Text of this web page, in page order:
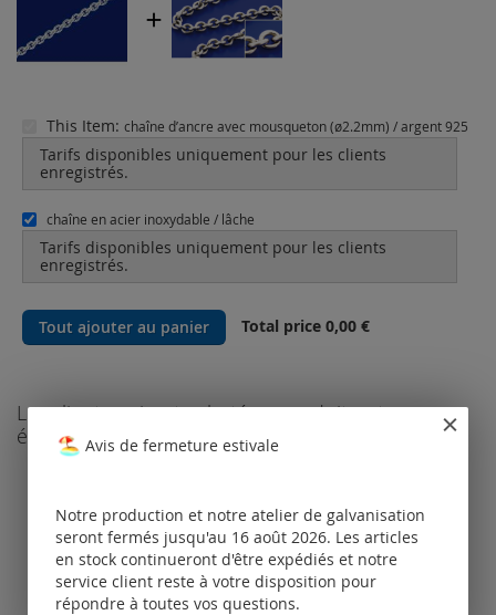
This Item: chaîne d’ancre avec mousqueton (ø2.2mm) / argent 925
Tarifs disponibles uniquement pour les clients
enregistrés.
chaîne en acier inoxydable / lâche
Tarifs disponibles uniquement pour les clients
enregistrés.
Tout ajouter au panier Total price 0,00 €
Les clients qui ont acheté ce produit ont
également commandé les produits suivants
Avis de fermeture estivale
Notre production et notre atelier de galvanisation
seront fermés jusqu'au 16 août 2026. Les articles
en stock continueront d'être expédiés et notre
service client reste à votre disposition pour
répondre à toutes vos questions.